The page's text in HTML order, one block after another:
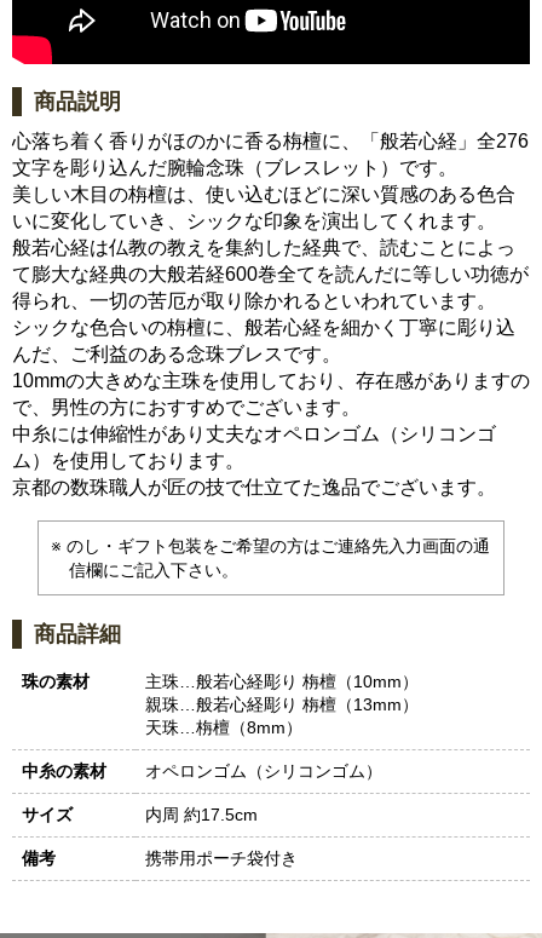
商品説明
心落ち着く香りがほのかに香る栴檀に、「般若心経」全276
文字を彫り込んだ腕輪念珠（ブレスレット）です。
美しい木目の栴檀は、使い込むほどに深い質感のある色合
いに変化していき、シックな印象を演出してくれます。
般若心経は仏教の教えを集約した経典で、読むことによっ
て膨大な経典の大般若経600巻全てを読んだに等しい功徳が
得られ、一切の苦厄が取り除かれるといわれています。
シックな色合いの栴檀に、般若心経を細かく丁寧に彫り込
んだ、ご利益のある念珠ブレスです。
10mmの大きめな主珠を使用しており、存在感がありますの
で、男性の方におすすめでございます。
中糸には伸縮性があり丈夫なオペロンゴム（シリコンゴ
ム）を使用しております。
京都の数珠職人が匠の技で仕立てた逸品でございます。
のし・ギフト包装をご希望の方はご連絡先入力画面の通
信欄にご記入下さい。
商品詳細
珠の素材
主珠…般若心経彫り 栴檀（10mm）
親珠…般若心経彫り 栴檀（13mm）
天珠…栴檀（8mm）
中糸の素材 オペロンゴム（シリコンゴム）
サイズ 内周 約17.5cm
備考 携帯用ポーチ袋付き